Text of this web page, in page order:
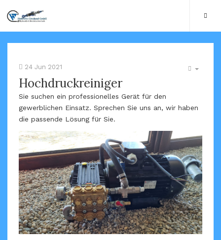
24 Jun 2021
Hochdruckreiniger
Sie suchen ein professionelles Gerät für den
gewerblichen Einsatz. Sprechen Sie uns an, wir haben
die passende Lösung für Sie.